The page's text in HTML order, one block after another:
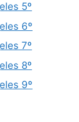
5º
6º
7º
8º
9º